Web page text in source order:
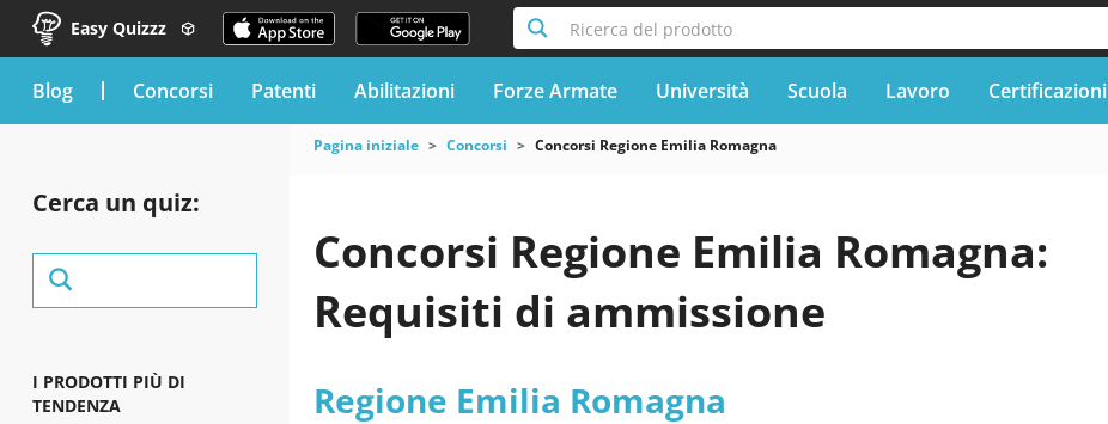
Easy Quizzz Ricerca del prodotto
blog Concorsi Patenti Abilitazioni Forze Armate Università Scuola Lavoro Certificazioni
Cerca un quiz:
I PRODOTTI PIÙ DI
TENDENZA
Pagina iniziale Concorsi Concorsi Regione Emilia Romagna
Concorsi Regione Emilia Romagna:
Requisiti di ammissione
Regione Emilia Romagna